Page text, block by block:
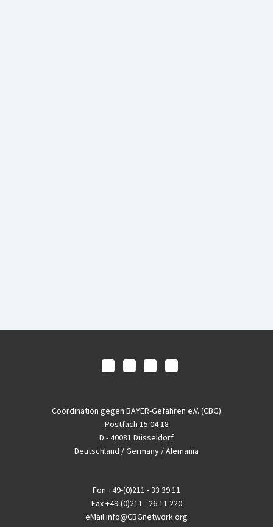
Coordination gegen BAYER-Gefahren e.V. (CBG)
Postfach 15 04 18
D - 40081 Düsseldorf
Deutschland / Germany / Alemania
Fon +49-(0)211 - 33 39 11
Fax+49-(0)211 - 26 11 220
eMailinfo@CBGnetwork.org